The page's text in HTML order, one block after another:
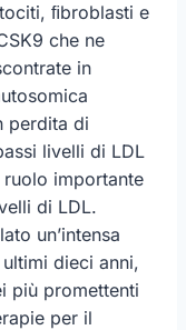
ﬁbroblasti e
che ne
in
perdita di
livelli di LDL
importante
di LDL.
un’intensa
dieci anni,
più promettenti
per il